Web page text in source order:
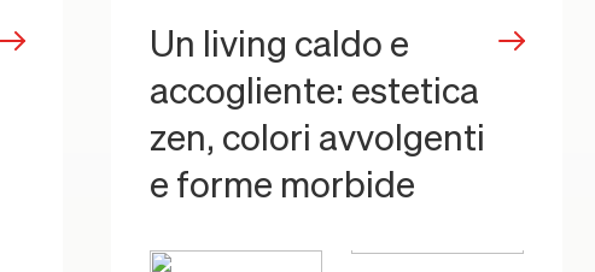
Un living caldo e
accogliente: estetica
zen, colori avvolgenti
e forme morbide